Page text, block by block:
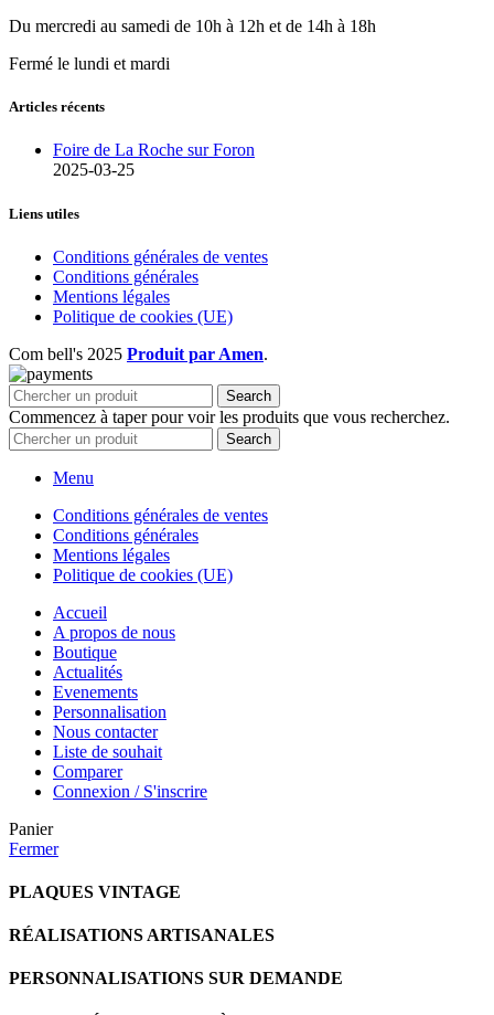
Du mercredi au samedi de 10h à 12h et de 14h à 18h
Fermé le lundi et mardi
Articles récents
Foire de La Roche sur Foron
2025-03-25
Liens utiles
Conditions générales de ventes
Conditions générales
Mentions légales
Politique de cookies (UE)
Com bell's 2025 Produit par Amen.
Search
Commencez à taper pour voir les produits que vous recherchez.
Search
Menu
Conditions générales de ventes
Conditions générales
Mentions légales
Politique de cookies (UE)
Accueil
A propos de nous
Boutique
Actualités
Evenements
Personnalisation
Nous contacter
Liste de souhait
Comparer
Connexion / S'inscrire
Panier
Fermer
PLAQUES VINTAGE
RÉALISATIONS ARTISANALES
PERSONNALISATIONS SUR DEMANDE